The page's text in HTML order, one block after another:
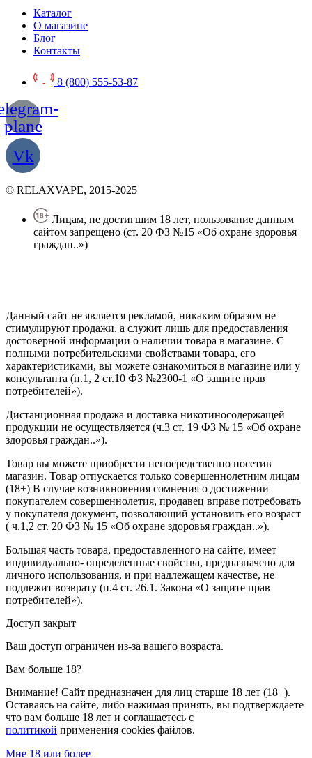
Каталог
О магазине
Блог
Контакты
8 (800) 555-53-87
plane
Vk
© RELAXVAPE, 2015-2025
Лицам, не достигшим 18 лет, пользование данным
сайтом запрещено (ст. 20 ФЗ №15 «Об охране здоровья
граждан..»)
Данный сайт не является рекламой, никаким образом не
стимулируют продажи, а служит лишь для предоставления
достоверной информации о наличии товара в магазине. С
полными потребительскими свойствами товара, его
характеристиками, вы можете ознакомиться в магазине или у
консультанта (п.1, 2 ст.10 ФЗ №2300-1 «О защите прав
потребителей»).
Дистанционная продажа и доставка никотиносодержащей
продукции не осуществляется (ч.3 ст. 19 ФЗ № 15 «Об охране
здоровья граждан..»).
Товар вы можете приобрести непосредственно посетив
магазин. Товар отпускается только совершеннолетним лицам
(18+) В случае возникновения сомнения о достижении
покупателем совершеннолетия, продавец вправе потребовать
у покупателя документ, позволяющий установить его возраст
( ч.1,2 ст. 20 ФЗ № 15 «Об охране здоровья граждан..»).
Большая часть товара, предоставленного на сайте, имеет
индивидуально- определенные свойства, предназначено для
личного использования, и при надлежащем качестве, не
подлежит возврату (п.4 ст. 26.1. Закона «О защите прав
потребителей»).
Доступ закрыт
Ваш доступ ограничен из-за вашего возраста.
Вам больше 18?
Внимание! Сайт предназначен для лиц старше 18 лет (18+).
Оставаясь на сайте, либо нажимая принять, вы подтверждаете
что вам больше 18 лет и соглашаетесь с
политикой применения cookies файлов.
Мне 18 или более